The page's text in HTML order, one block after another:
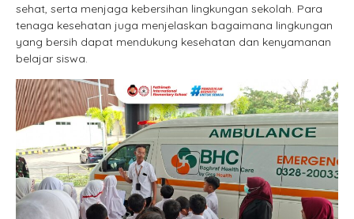
sehat, serta menjaga kebersihan lingkungan sekolah. Para
tenaga kesehatan juga menjelaskan bagaimana lingkungan
yang bersih dapat mendukung kesehatan dan kenyamanan
belajar siswa.